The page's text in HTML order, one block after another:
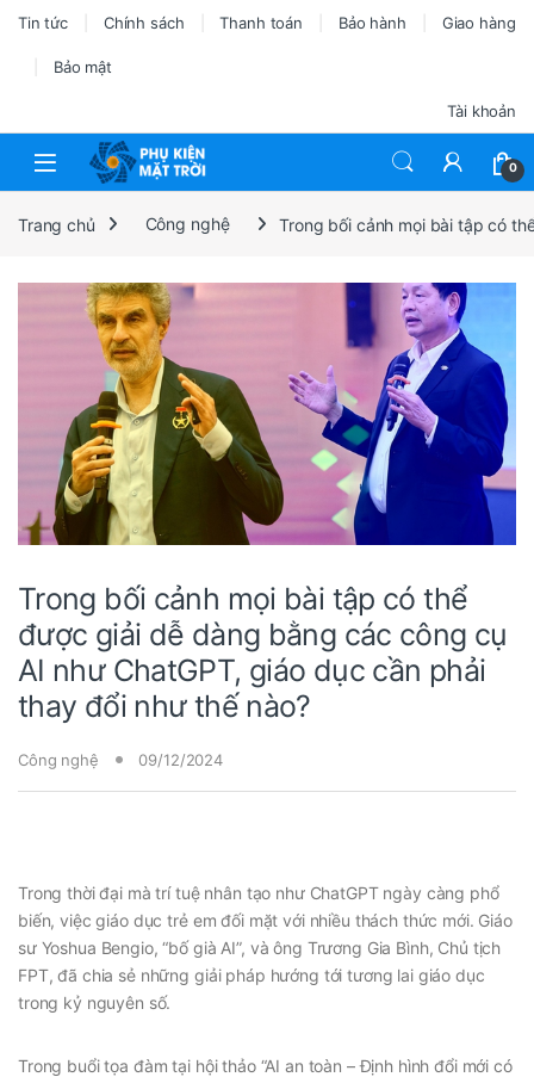
Tin tức Chính sách Thanh toán Bảo hành Giao hàng
Bảo mật
Tài khoản
0
Trang chủ Công nghệ Trong bối cảnh mọi bài tập có
Trong bối cảnh mọi bài tập có thể
được giải dễ dàng bằng các công cụ
AI như ChatGPT, giáo dục cần phải
thay đổi như thế nào?
Công nghệ 09/12/2024
Trong thời đại mà trí tuệ nhân tạo như ChatGPT ngày càng phổ
biến, việc giáo dục trẻ em đối mặt với nhiều thách thức mới. Giáo
sư Yoshua Bengio, “bố già AI”, và ông Trương Gia Bình, Chủ tịch
FPT, đã chia sẻ những giải pháp hướng tới tương lai giáo dục
trong kỷ nguyên số.
Trong buổi tọa đàm tại hội thảo “AI an toàn – Định hình đổi mới có